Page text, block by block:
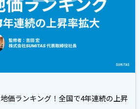
地価ランキング！全国で4年連続の上昇